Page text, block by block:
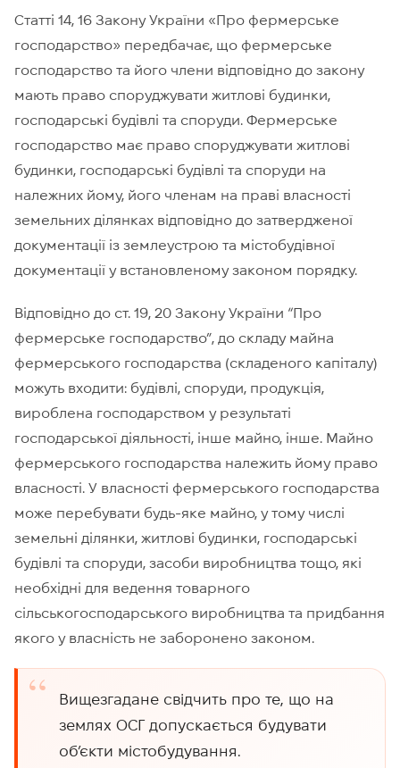
Статті 14, 16 Закону України «Про фермерське
господарство» передбачає, що фермерське
господарство та його члени відповідно до закону
мають право споруджувати житлові будинки,
господарські будівлі та споруди. Фермерське
господарство має право споруджувати житлові
будинки, господарські будівлі та споруди на
належних йому, його членам на праві власності
земельних ділянках відповідно до затвердженої
документації із землеустрою та містобудівної
документації у встановленому законом порядку.
Відповідно до ст. 19, 20 Закону України “Про
фермерське господарство”, до складу майна
фермерського господарства (складеного капіталу)
можуть входити: будівлі, споруди, продукція,
вироблена господарством у результаті
господарської діяльності, інше майно, інше. Майно
фермерського господарства належить йому право
власності. У власності фермерського господарства
може перебувати будь-яке майно, у тому числі
земельні ділянки, житлові будинки, господарські
будівлі та споруди, засоби виробництва тощо, які
необхідні для ведення товарного
сільськогосподарського виробництва та придбання
якого у власність не заборонено законом.
Вищезгадане свідчить про те, що на
землях ОСГ допускається будувати
об’єкти містобудування.